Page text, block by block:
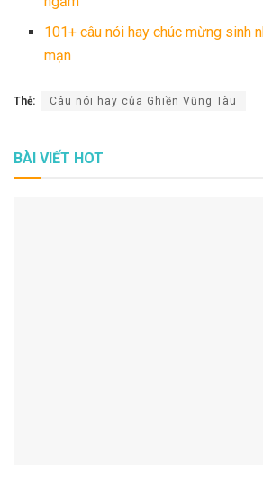
101+ câu nói hay chúc mừng sinh
mạn
Thẻ: Câu nói hay của Ghiền Vũng Tàu
BÀI VIẾT HOT